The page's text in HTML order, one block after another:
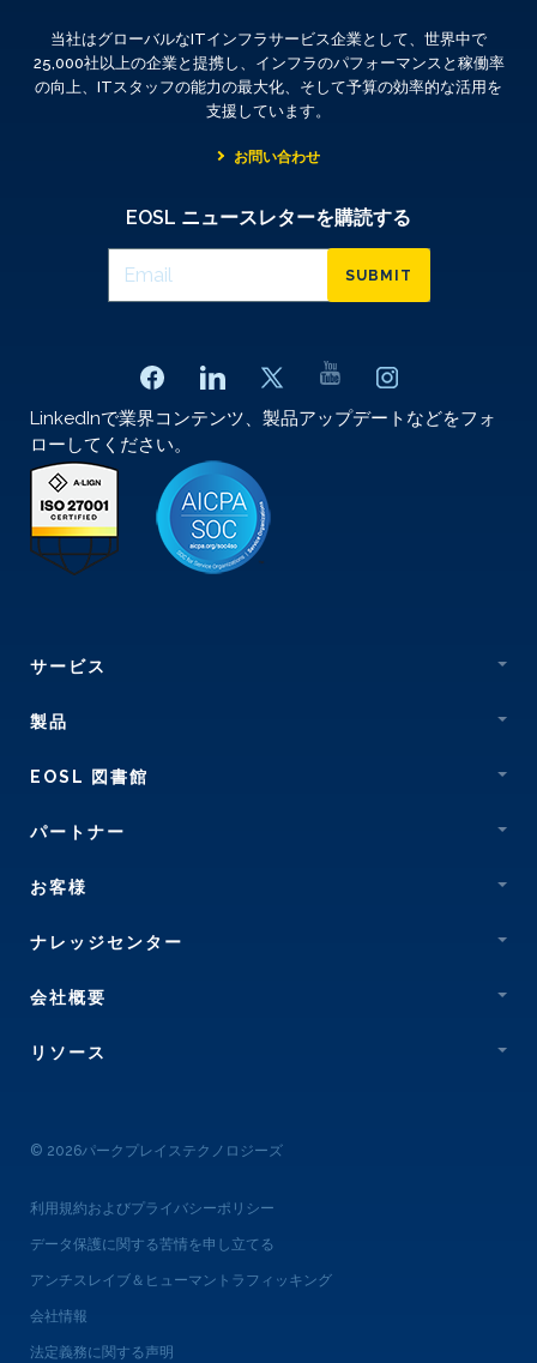
当社はグローバルなITインフラサービス企業として、世界中で
25,000社以上の企業と提携し、インフラのパフォーマンスと稼働率
の向上、ITスタッフの能力の最大化、そして予算の効率的な活用を
支援しています。
お問い合わせ
EOSL ニュースレターを購読する
SUBMIT
LinkedInで業界コンテンツ、製品アップデートなどをフォ
ローしてください。
サービス
製品
EOSL 図書館
パートナー
お客様
ナレッジセンター
会社概要
リソース
© 2026パークプレイステクノロジーズ
利用規約およびプライバシーポリシー
データ保護に関する苦情を申し立てる
アンチスレイブ＆ヒューマントラフィッキング
会社情報
法定義務に関する声明